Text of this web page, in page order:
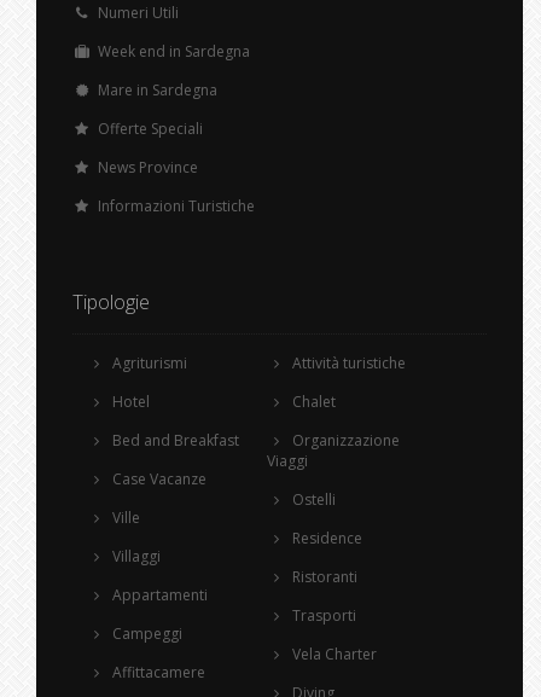
Numeri Utili
Week end in Sardegna
Mare in Sardegna
Offerte Speciali
News Province
Informazioni Turistiche
Tipologie
Agriturismi
Hotel
Bed and Breakfast
Case Vacanze
Ville
Villaggi
Appartamenti
Campeggi
Affittacamere
Attività turistiche
Chalet
Organizzazione
Viaggi
Ostelli
Residence
Ristoranti
Trasporti
Vela Charter
Diving